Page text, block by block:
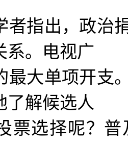
指出，政治捐
系。电视广
最大单项开支
了解候选人
票选择呢？